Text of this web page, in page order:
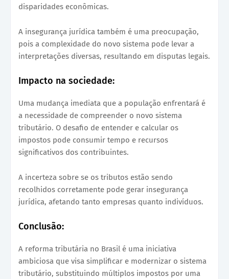
disparidades econômicas.
A insegurança jurídica também é uma preocupação,
pois a complexidade do novo sistema pode levar a
interpretações diversas, resultando em disputas legais.
Impacto na sociedade:
Uma mudança imediata que a população enfrentará é
a necessidade de compreender o novo sistema
tributário. O desafio de entender e calcular os
impostos pode consumir tempo e recursos
significativos dos contribuintes.
A incerteza sobre se os tributos estão sendo
recolhidos corretamente pode gerar insegurança
jurídica, afetando tanto empresas quanto indivíduos.
Conclusão:
A reforma tributária no Brasil é uma iniciativa
ambiciosa que visa simplificar e modernizar o sistema
tributário, substituindo múltiplos impostos por uma